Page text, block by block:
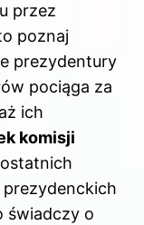
przez
poznaj
prezydentury
pociąga za
ich
komisji
świadczy o